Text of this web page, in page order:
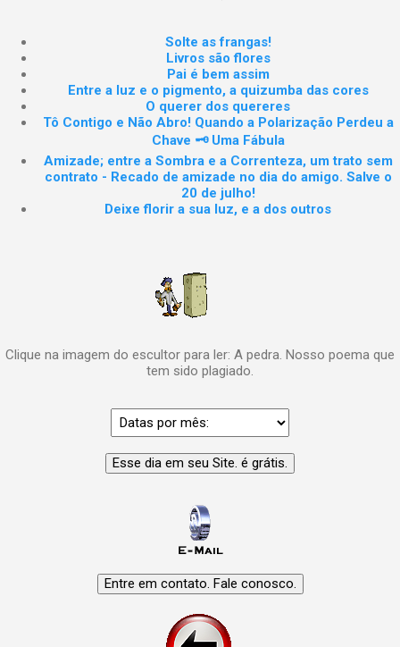
Solte as frangas!
Livros são flores
Pai é bem assim
Entre a luz e o pigmento, a quizumba das cores
O querer dos quereres
Tô Contigo e Não Abro! Quando a Polarização Perdeu a
Chave 🗝️ Uma Fábula
Amizade; entre a Sombra e a Correnteza, um trato sem
contrato - Recado de amizade no dia do amigo. Salve o
20 de julho!
Deixe florir a sua luz, e a dos outros
Clique na imagem do escultor para ler: A pedra. Nosso poema que
tem sido plagiado.